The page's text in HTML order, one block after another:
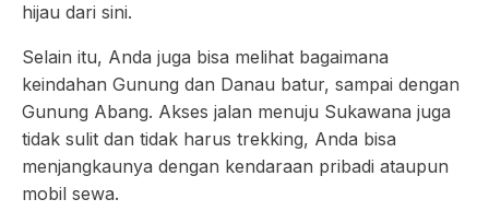
hijau dari sini.
Selain itu, Anda juga bisa melihat bagaimana
keindahan Gunung dan Danau batur, sampai dengan
Gunung Abang. Akses jalan menuju Sukawana juga
tidak sulit dan tidak harus trekking, Anda bisa
menjangkaunya dengan kendaraan pribadi ataupun
mobil sewa.